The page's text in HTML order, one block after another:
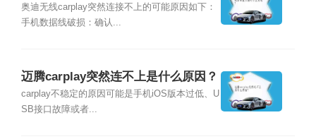
事？
奥迪无线carplay突然连接不上的可能原因如下：
手机数据线破损：确认...
迈腾carplay突然连不上是什么原因？
carplay不稳定的原因可能是手机iOS版本过低、U
SB接口故障或者...